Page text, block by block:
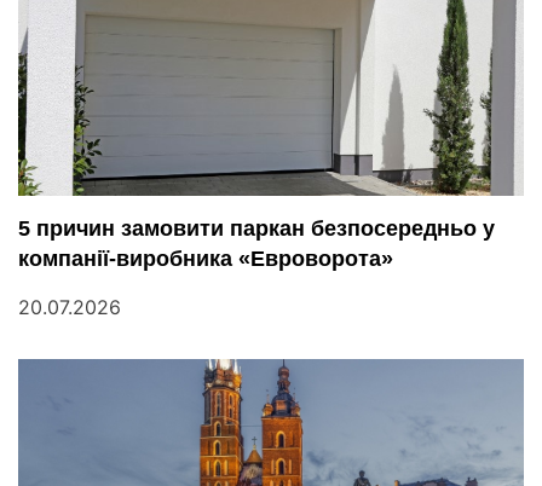
5 причин замовити паркан безпосередньо у
компанії-виробника «Евроворота»
20.07.2026